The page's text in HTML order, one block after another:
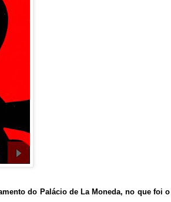
do Palácio de La Moneda, no que foi o